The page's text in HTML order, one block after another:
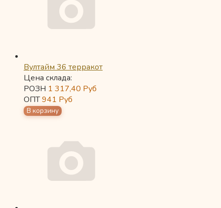
Вултайм 36 терракот
Цена склада:
РОЗН 1 317,40 Руб
ОПТ941 Руб